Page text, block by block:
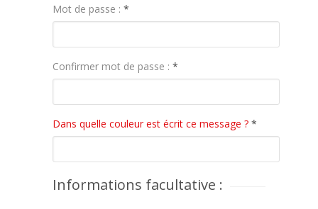
Mot de passe : *
Confirmer mot de passe : *
Dans quelle couleur est écrit ce message ? *
Informations facultative :